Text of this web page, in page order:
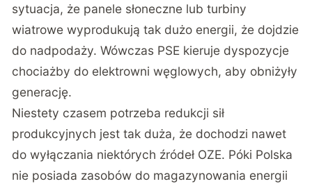
sytuacja, że panele słoneczne lub turbiny
wiatrowe wyprodukują tak dużo energii, że dojdzie
do nadpodaży. Wówczas PSE kieruje dyspozycje
chociażby do elektrowni węglowych, aby obniżyły
generację.
Niestety czasem potrzeba redukcji sił
produkcyjnych jest tak duża, że dochodzi nawet
do wyłączania niektórych źródeł OZE. Póki Polska
nie posiada zasobów do magazynowania energii